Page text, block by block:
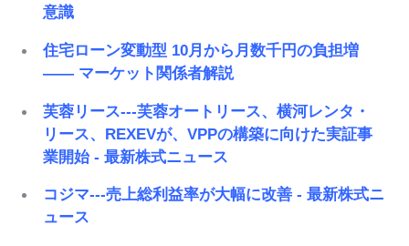
意識
住宅ローン変動型 10月から月数千円の負担増
―― マーケット関係者解説
芙蓉リース---芙蓉オートリース、横河レンタ・
リース、REXEVが、VPPの構築に向けた実証事
業開始 - 最新株式ニュース
コジマ---売上総利益率が大幅に改善 - 最新株式ニ
ュース